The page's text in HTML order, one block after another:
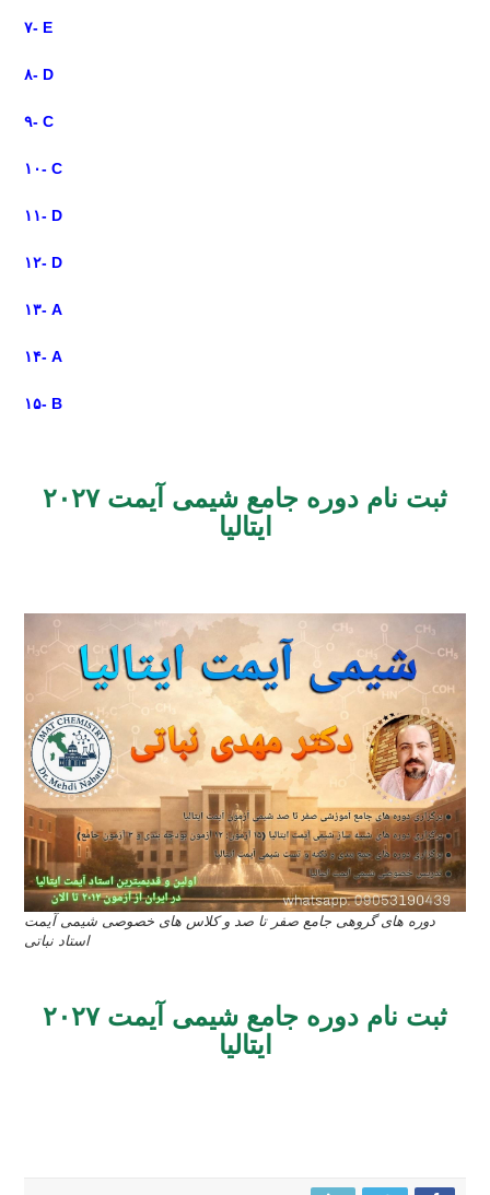
۷- E
۸- D
۹- C
۱۰- C
۱۱- D
۱۲- D
۱۳- A
۱۴- A
۱۵- B
ثبت نام دوره جامع شیمی آیمت ۲۰۲۷
ایتالیا
دوره های گروهی جامع صفر تا صد و کلاس های خصوصی شیمی آیمت
استاد نباتی
ثبت نام دوره جامع شیمی آیمت ۲۰۲۷
ایتالیا